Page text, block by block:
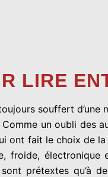
LIRE
souffert d’une
un oubli des
ont fait le choix de la
froide, électronique
prétextes qu’à